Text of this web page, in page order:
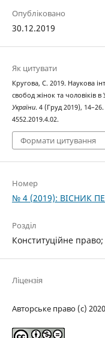
Опубліковано
30.12.2019
Як цитувати
Кругова, С. 2019. Наукова
свобод жінок та чоловіків в
України. 4 (Груд 2019),
4552.2019.4.02.
Формати цитування
Номер
№ 4 (2019): ВІСНИК
Розділ
Конституційне
Ліцензія
Авторське право (c)